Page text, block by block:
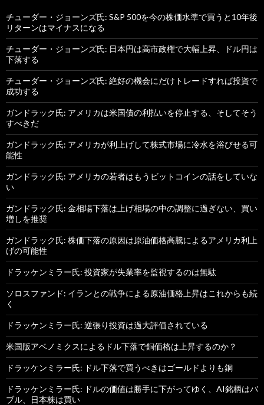
チューダー・ジョーンズ氏: S&P 500を今の株価水準で買うと10年後
リターンはマイナスになる
チューダー・ジョーンズ氏: 日本円は高市政権で大幅上昇、ドル円は
下落する
チューダー・ジョーンズ氏: 絶好の機会にだけトレードすれば投資で
成功する
ガンドラック氏: アメリカは米国債の利払いを停止する、そしてそう
すべきだ
ガンドラック氏: アメリカが利上げして株式市場に冷水を浴びせる可
能性
ガンドラック氏: アメリカの若者はもうビットコインの話をしていな
い
ガンドラック氏: 金相場下落は上げ相場の中の調整に過ぎない、買い
増しを推奨
ガンドラック氏: 株価下落の原因は原油価格高騰によるアメリカ利上
げの可能性
ドラッケンミラー氏: 投資家が失業率を監視するのは無駄
ソロスファンド: イランとの戦争による原油価格上昇はこれからも続
く
ドラッケンミラー氏: 逆張り投資は過大評価されている
米国版アベノミクスによるドル下落で銅価格は上昇するのか？
ドラッケンミラー氏: ドル下落で買うべきはゴールドよりも銅
ドラッケンミラー氏: ドルの価値は勝手に下がってゆく、AI銘柄はバ
ブル、日本株は買い